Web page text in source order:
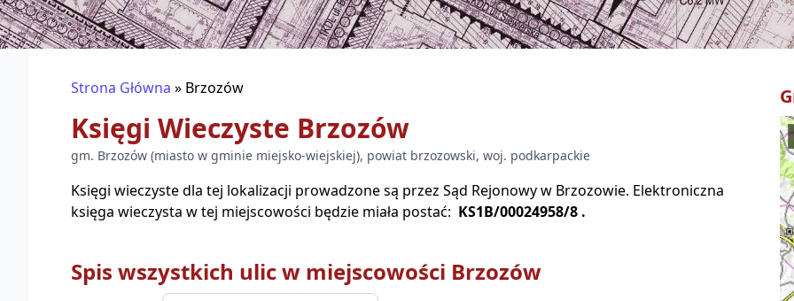
Strona Główna » Brzozów
Księgi Wieczyste Brzozów
gm. Brzozów (miasto w gminie miejsko-wiejskiej), powiat brzozowski, woj. podkarpackie
Księgi wieczyste dla tej lokalizacji prowadzone są przez Sąd Rejonowy w Brzozowie. Elektroniczna
księga wieczysta w tej miejscowości będzie miała postać: KS1B/00024958/8 .
Spis wszystkich ulic w miejscowości Brzozów